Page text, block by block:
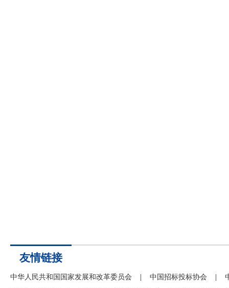
友情链接
中华人民共和国国家发展和改革委员会 中国招标投标协会